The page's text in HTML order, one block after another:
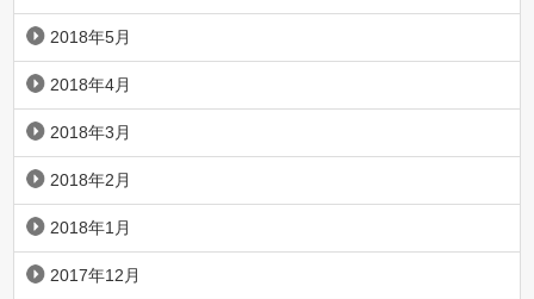
2018年5月
2018年4月
2018年3月
2018年2月
2018年1月
2017年12月